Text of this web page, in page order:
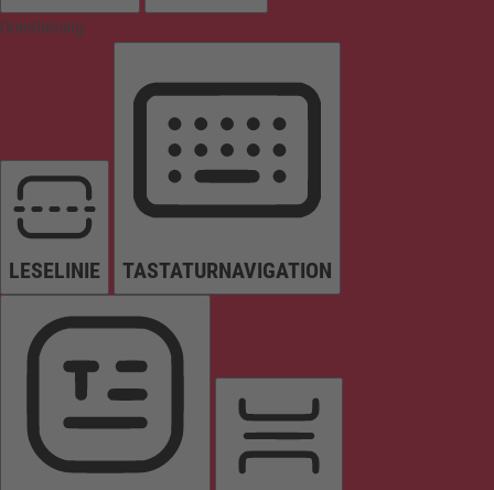
Orientierung
LESELINIE TASTATURNAVIGATION